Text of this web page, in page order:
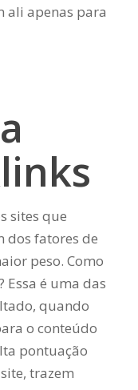
ali apenas para
sites que
dos fatores de
peso. Como
Essa é uma das
quando
o conteúdo
pontuação
trazem